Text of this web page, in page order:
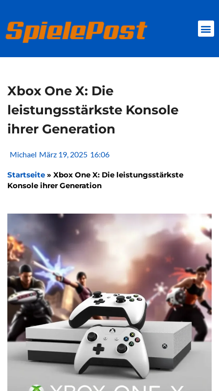
springen
Xbox One X: Die
leistungsstärkste Konsole
ihrer Generation
Michael März 19, 2025 16:06
Startseite » Xbox One X: Die leistungsstärkste
Konsole ihrer Generation